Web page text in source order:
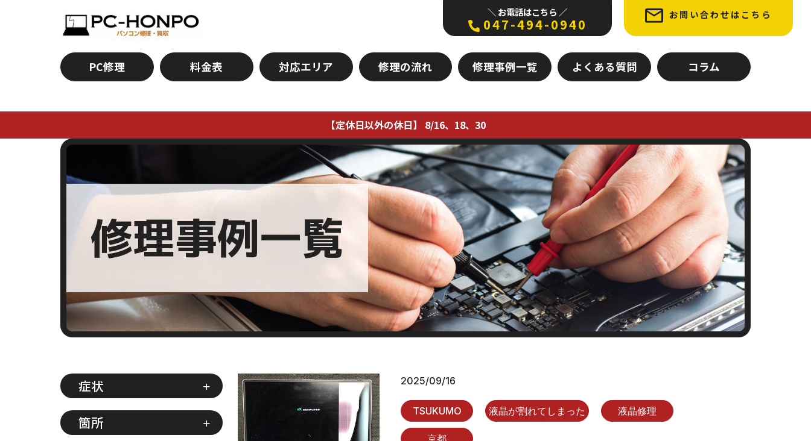
＼ お電話はこちら ／
047-494-0940
お問い合わせはこちら
PC修理 料金表 対応エリア 修理の流れ 修理事例一覧 よくある質問 コラム
【定休日以外の休日】 8/16、18、30
修理事例一覧
2025/09/16
TSUKUMO 液晶が割れてしまった 液晶修理
京都
症状
箇所